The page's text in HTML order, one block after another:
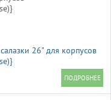
26" для корпусов